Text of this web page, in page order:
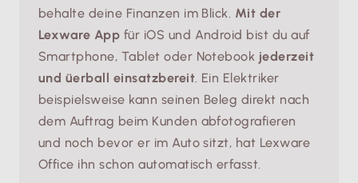
behalte deine Finanzen im Blick. Mit der
Lexware App für iOS und Android bist du auf
Smartphone, Tablet oder Notebook jederzeit
und üerball einsatzbereit . Ein Elektriker
beispielsweise kann seinen Beleg direkt nach
dem Auftrag beim Kunden abfotografieren
und noch bevor er im Auto sitzt, hat Lexware
Office ihn schon automatisch erfasst.